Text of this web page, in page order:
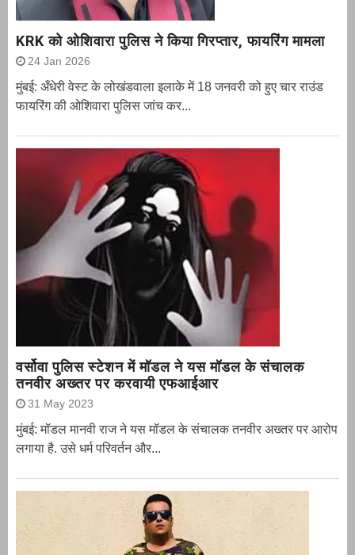
KRK को ओशिवारा पुलिस ने किया गिरप्तार, फायरिंग मामला
24 Jan 2026
मुंबई: अँधेरी वेस्ट के लोखंडवाला इलाके में 18 जनवरी को हुए चार राउंड
फायरिंग की ओशिवारा पुलिस जांच कर...
वर्सोवा पुलिस स्टेशन में मॉडल ने यस मॉडल के संचालक
तनवीर अख्तर पर करवायी एफआईआर
31 May 2023
मुंबई: मॉडल मानवी राज ने यस मॉडल के संचालक तनवीर अख्तर पर आरोप
लगाया है. उसे धर्म परिवर्तन और...